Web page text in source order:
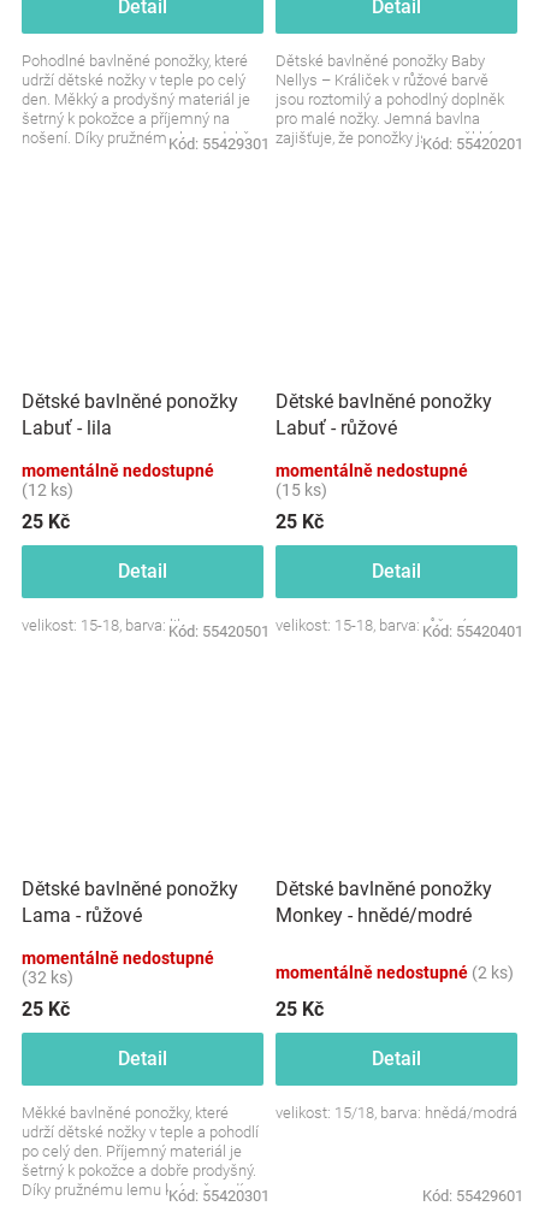
Detail
Pohodlné bavlněné ponožky, které
udrží dětské nožky v teple po celý
den. Měkký a prodyšný materiál je
šetrný k pokožce a příjemný na
nošení. Díky pružnému lemu dobře
Kód: 55429301
Detail
Dětské bavlněné ponožky Baby
Nellys – Králiček v růžové barvě
jsou roztomilý a pohodlný doplněk
pro malé nožky. Jemná bavlna
zajišťuje, že ponožky jsou měkké a
Kód: 55420201
Dětské bavlněné ponožky
Labuť - lila
momentálně nedostupné
(12 ks)
25 Kč
Detail
velikost: 15-18, barva: lila
Kód: 55420501
Dětské bavlněné ponožky
Labuť - růžové
momentálně nedostupné
(15 ks)
25 Kč
Detail
velikost: 15-18, barva: růžová
Kód: 55420401
Dětské bavlněné ponožky
Lama - růžové
momentálně nedostupné
(32 ks)
25 Kč
Detail
Měkké bavlněné ponožky, které
udrží dětské nožky v teple a pohodlí
po celý den. Příjemný materiál je
šetrný k pokožce a dobře prodyšný.
Díky pružnému lemu krásně sedí,
Kód: 55420301
Dětské bavlněné ponožky
Monkey - hnědé/modré
momentálně nedostupné (2 ks)
25 Kč
Detail
velikost: 15/18, barva: hnědá/modrá
Kód: 55429601